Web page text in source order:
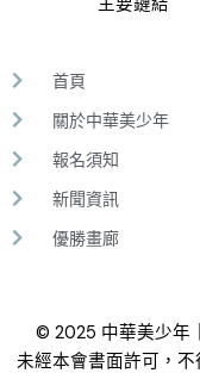
首頁
關於中華美少年
報名須知
新聞資訊
優勝畫廊
© 2025 中華美少年
未經本會書面許可，